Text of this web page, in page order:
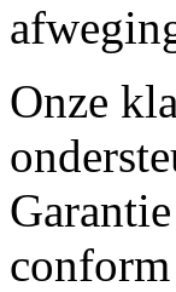
Onze